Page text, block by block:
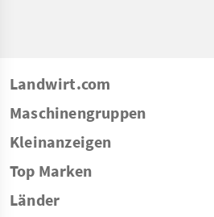
Landwirt.com
Maschinengruppen
Kleinanzeigen
Top Marken
Länder